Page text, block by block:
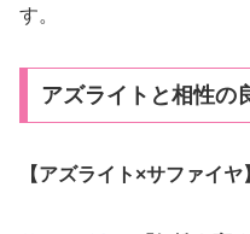
す。
アズライトと相性の
【アズライト×サファイヤ